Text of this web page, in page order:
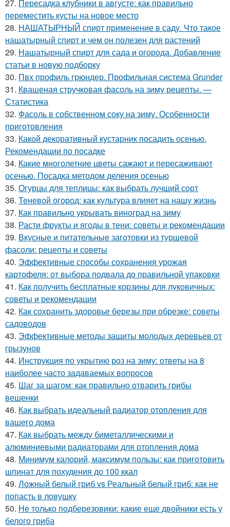
27. Пересадка клубники в августе: как правильно
переместить кусты на новое место
28. НАШАТЫРНЫЙ спирт применение в саду. Что такое
нашатырный спирт и чем он полезен для растений
29. Нашатырный спирт для сада и огорода. Добавление
статьи в новую подборку
30. Пвх профиль грюндер. Профильная система Grunder
31. Квашеная стручковая фасоль на зиму рецепты. —
Статистика
32. Фасоль в собственном соку на зиму. Особенности
приготовления
33. Какой декоративный кустарник посадить осенью.
Рекомендации по посадке
34. Какие многолетние цветы сажают и пересаживают
осенью. Посадка методом деления осенью
35. Огурцы для теплицы: как выбрать лучший сорт
36. Теневой огород: как культура влияет на нашу жизнь
37. Как правильно укрывать виноград на зиму
38. Расти фрукты и ягоды в тени: советы и рекомендации
39. Вкусные и питательные заготовки из туршевой
фасоли: рецепты и советы
40. Эффективные способы сохранения урожая
картофеля: от выбора подвала до правильной упаковки
41. Как получить бесплатные корзины для луковичных:
советы и рекомендации
42. Как сохранить здоровье березы при обрезке: советы
садоводов
43. Эффективные методы защиты молодых деревьев от
грызунов
44. Инструкция по укрытию роз на зиму: ответы на 8
наиболее часто задаваемых вопросов
45. Шаг за шагом: как правильно отварить грибы
вешенки
46. Как выбрать идеальный радиатор отопления для
вашего дома
47. Как выбрать между биметаллическими и
алюминиевыми радиаторами для отопления дома
48. Минимум калорий, максимум пользы: как приготовить
шпинат для похудения до 100 ккал
49. Ложный белый гриб vs Реальный белый гриб: как не
попасть в ловушку
50. Не только подберезовики: какие еще двойники есть у
белого гриба